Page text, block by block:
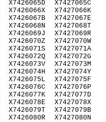
X7426065D
X7426066X
X7426067B
X7426068N
X7426069J
X7426070Z
X7426071S
X7426072Q
X7426073V
X7426074H
X7426075L
X7426076C
X7426077K
X7426078E
X7426079T
X7426080R
X7427065C
X7427066K
X7427067E
X7427068T
X7427069R
X7427070W
X7427071A
X7427072G
X7427073M
X7427074Y
X7427075F
X7427076P
X7427077D
X7427078X
X7427079B
X7427080N